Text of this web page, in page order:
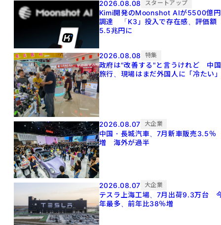
2026.08.08 スタートアップ
Kimi開発のMoonshot AIが5500億円
調達 「K3」投入で存在感、評価額
5.5兆円に
2026.08.08 特集
政府は"改善する"と言うけれど 中国
旅行、現場はまだ外国人に「冷たい
2026.08.07 大企業
中国・長城汽車、7月新車販売3.5％
増 海外が過半
2026.08.07 大企業
テスラ上海工場、7月出荷9.3万台
年最多、前年比38％増